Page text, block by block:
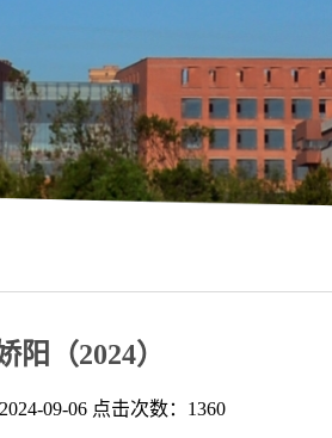
阳（2024）
09-06 点击次数： 1360